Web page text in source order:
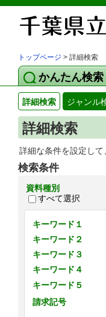
トップページ > 詳細検索
かんたん検索
詳細検索 ジャンル
詳細検索
詳細な条件を設定して
検索条件
資料種別
すべて選択
キーワード１
キーワード２
キーワード３
キーワード４
キーワード５
請求記号